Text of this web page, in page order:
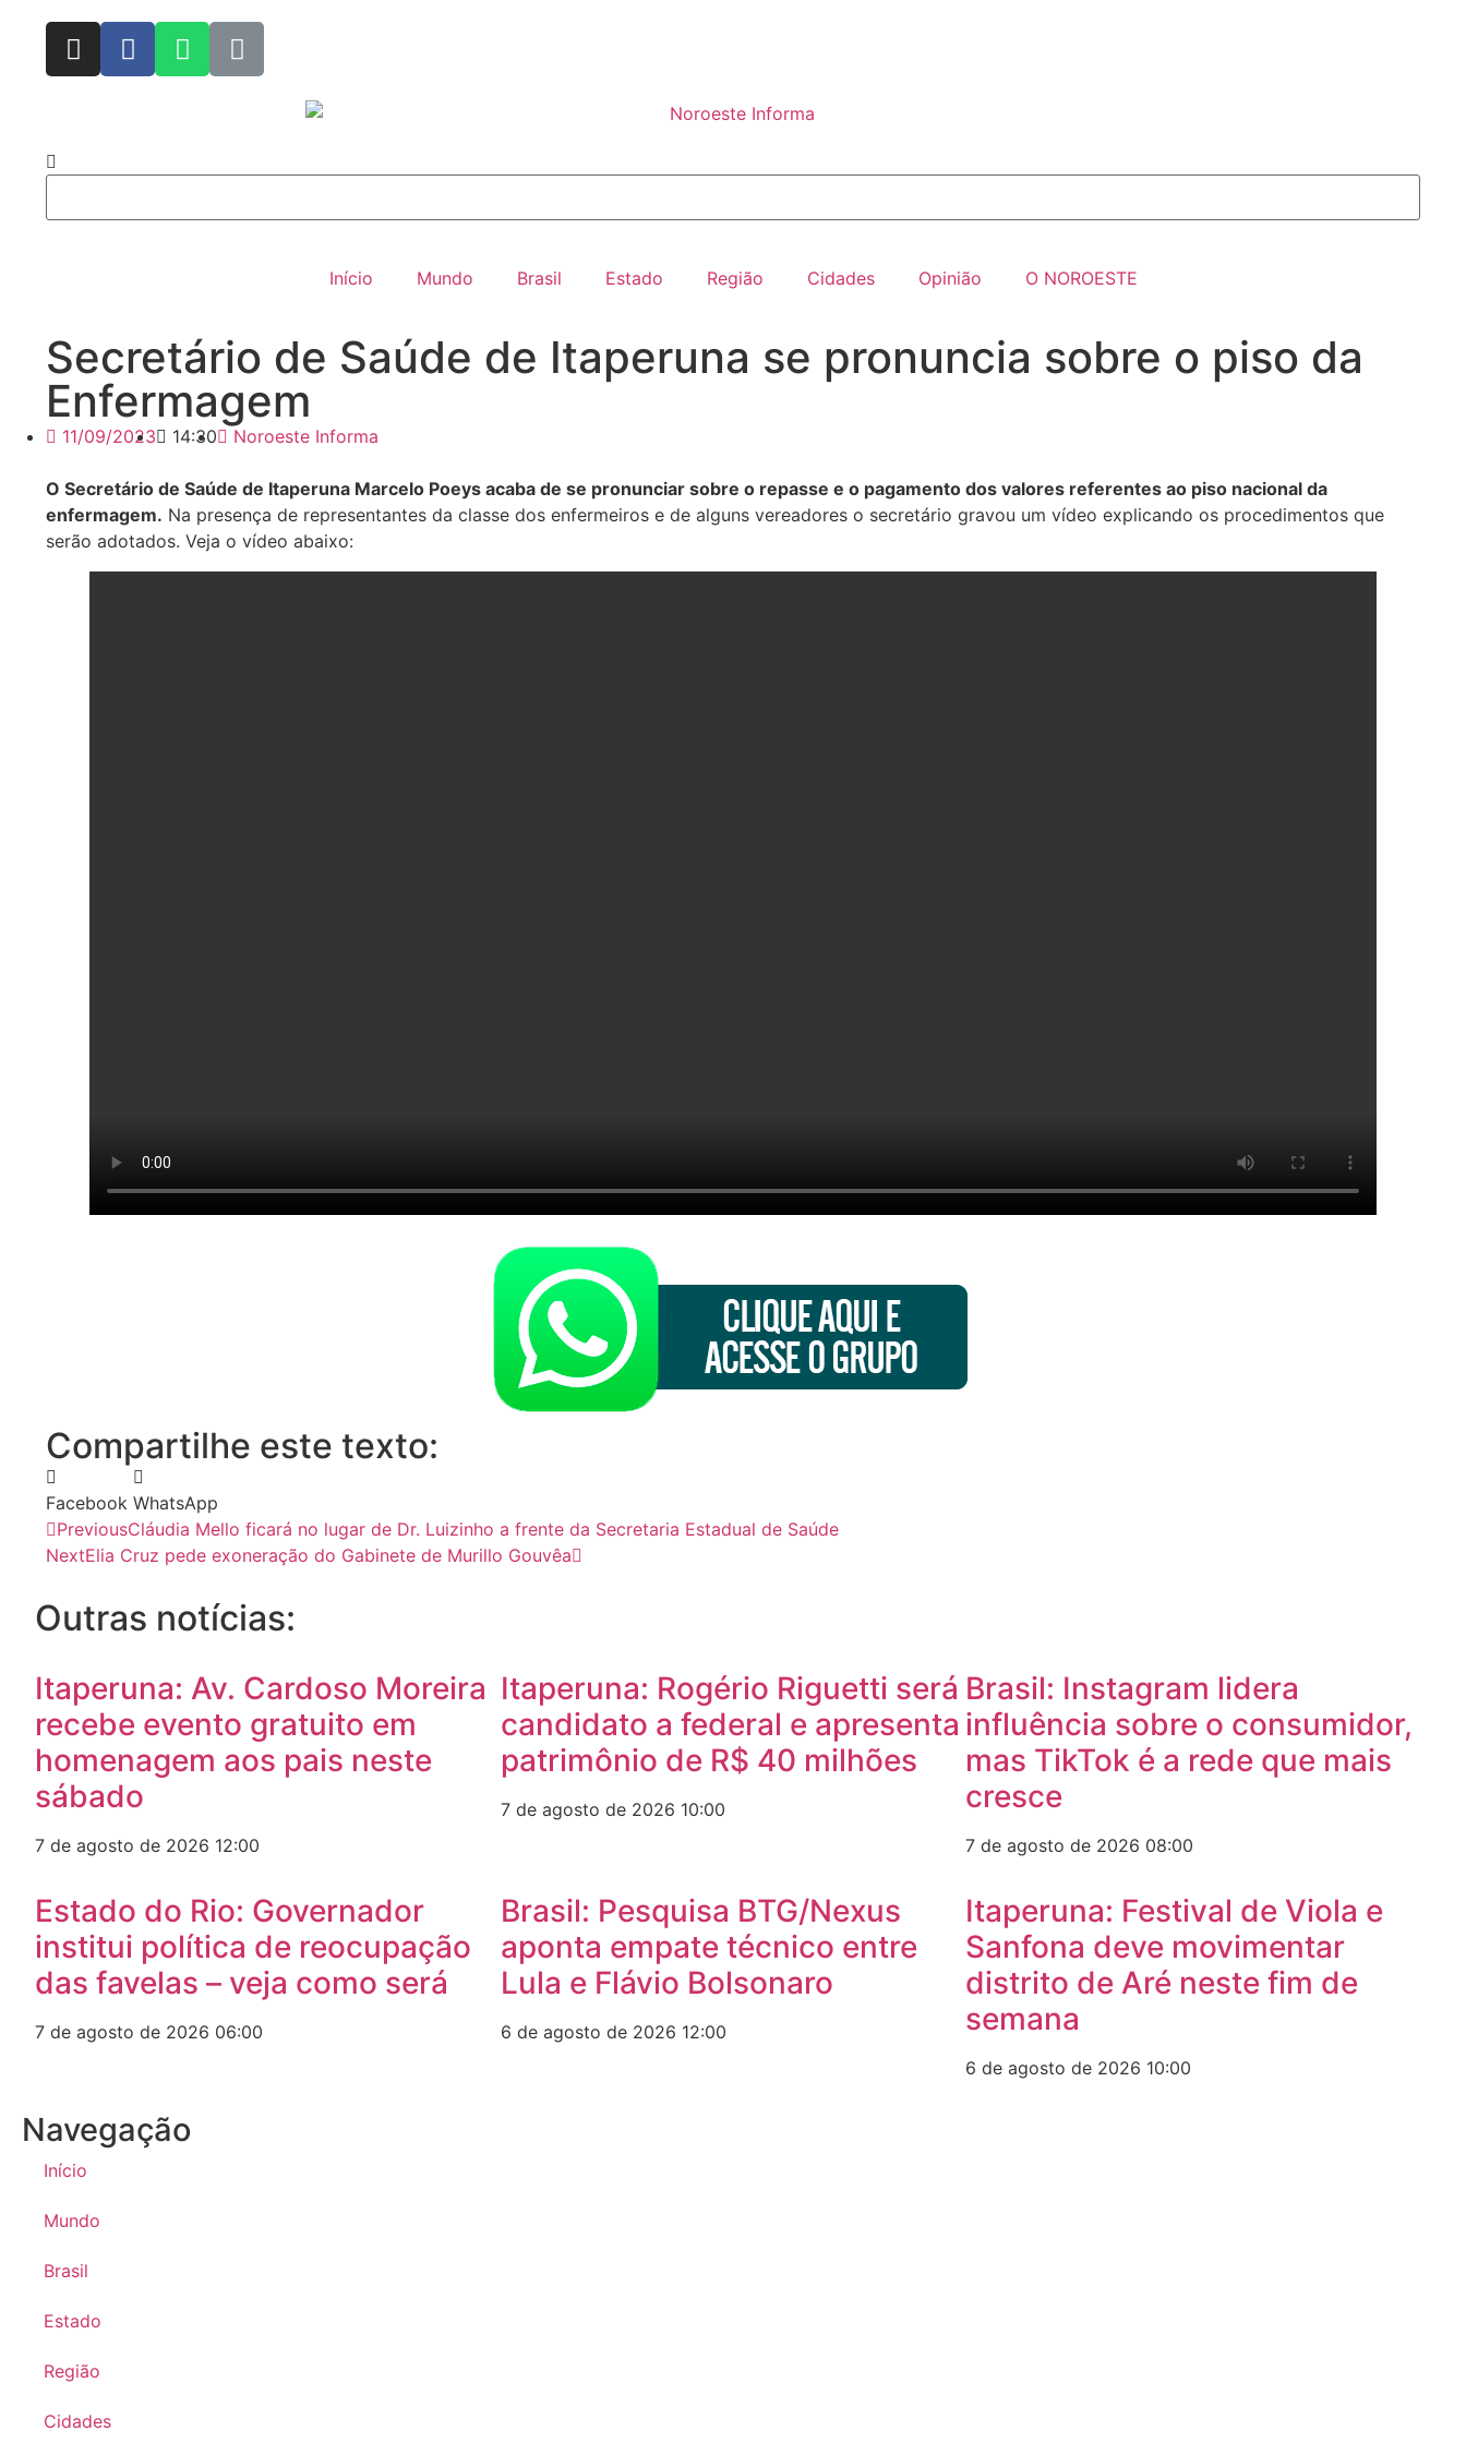
Início Mundo Brasil Estado Região Cidades Opinião O NOROESTE
Secretário de Saúde de Itaperuna se pronuncia sobre o piso da
Enfermagem
11/09/2023 14:30 Noroeste Informa
O Secretário de Saúde de Itaperuna Marcelo Poeys acaba de se pronunciar sobre o repasse e o pagamento dos valores referentes ao piso nacional da
enfermagem. Na presença de representantes da classe dos enfermeiros e de alguns vereadores o secretário gravou um vídeo explicando os procedimentos que
serão adotados. Veja o vídeo abaixo:
Compartilhe este texto:
Facebook WhatsApp
PreviousCláudia Mello ficará no lugar de Dr. Luizinho a frente da Secretaria Estadual de Saúde
NextElia Cruz pede exoneração do Gabinete de Murillo Gouvêa
Outras notícias:
Itaperuna: Av. Cardoso Moreira
recebe evento gratuito em
homenagem aos pais neste
sábado
7 de agosto de 2026 12:00
Itaperuna: Rogério Riguetti será
candidato a federal e apresenta
patrimônio de R$ 40 milhões
7 de agosto de 2026 10:00
Brasil: Instagram lidera
influência sobre o consumidor,
mas TikTok é a rede que mais
cresce
7 de agosto de 2026 08:00
Estado do Rio: Governador
institui política de reocupação
das favelas – veja como será
7 de agosto de 2026 06:00
Brasil: Pesquisa BTG/Nexus
aponta empate técnico entre
Lula e Flávio Bolsonaro
6 de agosto de 2026 12:00
Itaperuna: Festival de Viola e
Sanfona deve movimentar
distrito de Aré neste fim de
semana
6 de agosto de 2026 10:00
Navegação
Início
Mundo
Brasil
Estado
Região
Cidades